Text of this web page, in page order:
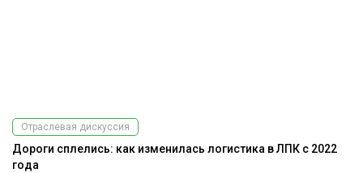
Отраслевая дискуссия
Дороги сплелись: как изменилась логистика в ЛПК с 2022
года